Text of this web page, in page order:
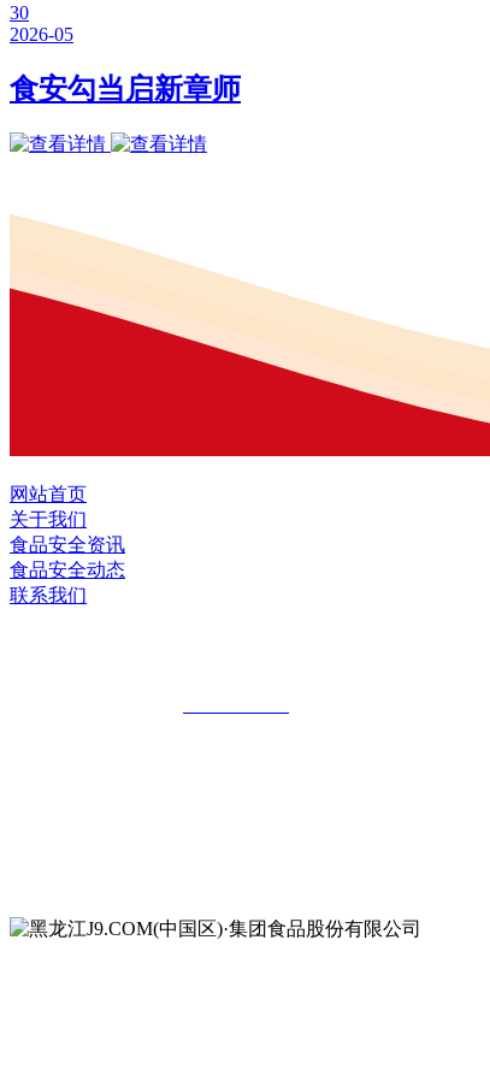
30
2026-05
食安勾当启新章师
网站首页
关于我们
食品安全资讯
食品安全动态
联系我们